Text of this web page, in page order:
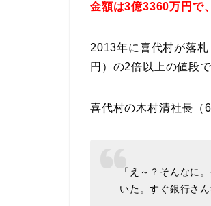
金額は3億3360万円で
2013年に喜代村が落
円）の2倍以上の値段
喜代村の木村清社長（
「え～？そんなに
いた。すぐ銀行さん